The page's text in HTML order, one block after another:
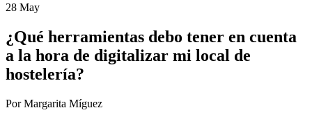
28 May
¿Qué herramientas debo tener en cuenta
a la hora de digitalizar mi local de
hostelería?
Por Margarita Míguez